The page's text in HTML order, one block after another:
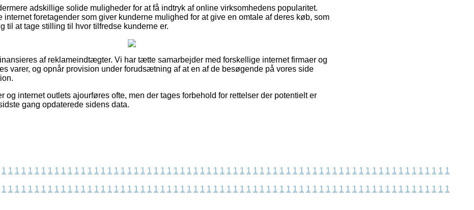
adskillige solide muligheder for at få indtryk af online virksomhedens popularitet.
internet foretagender som giver kunderne mulighed for at give en omtale af deres køb, som
til at tage stilling til hvor tilfredse kunderne er.
af reklameindtægter. Vi har tætte samarbejder med forskellige internet firmaer og
varer, og opnår provision under forudsætning af at en af de besøgende på vores side
og internet outlets ajourføres ofte, men der tages forbehold for rettelser der potentielt er
gang opdaterede sidens data.
1 1 1 1 1 1 1 1 1 1 1 1 1 1 1 1 1 1 1 1 1 1 1 1 1 1 1 1 1 1 1 1 1 1 1 1 1 1 1 1 1 1 1 1 1 1 1 1 1 1 1 1 1 1 1 1 1 1 1 1 1 1 1 1 1 1 1 1
1 1 1 1 1 1 1 1 1 1 1 1 1 1 1 1 1 1 1 1 1 1 1 1 1 1 1 1 1 1 1 1 1 1 1 1 1 1 1 1 1 1 1 1 1 1 1 1 1 1 1 1 1 1 1 1 1 1 1 1 1 1 1 1 1 1 1 1